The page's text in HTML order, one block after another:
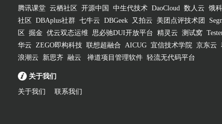
腾讯课堂 云栖社区 开源中国 中生代技术 DaoCloud 数人云 饿
社区
DBAplus社群 七牛云 DBGeek 又拍云 美团点评技术团
区
掘金 优云双态运维 思必驰DUI开放平台 精灵云 测试窝
华云 ZEGO即构科技 联想超融合 AICUG 宜信技术学院 京东云
浪潮云
新思齐 融云 禅道项目管理软件 轻流无代码平台
关于我们
关于我们 联系我们